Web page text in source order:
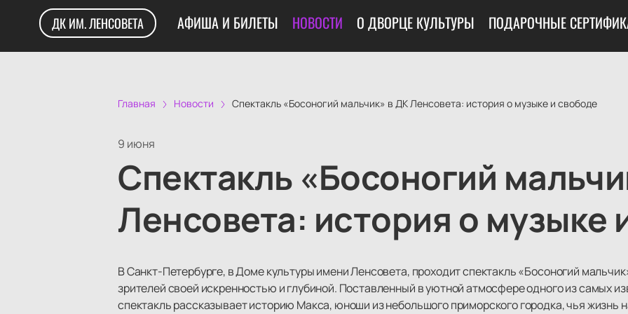
ДК ИМ. ЛЕНСОВЕТА АФИША И БИЛЕТЫ НОВОСТИ О ДВОРЦЕ КУЛЬТУРЫ ПОДАРОЧНЫЕ
Главная Новости Спектакль «Босоногий мальчик» в ДК Ленсовета: история о музыке и свободе
9 июня
Спектакль «Босоногий
Ленсовета: история о музыке
В Санкт-Петербурге, в Доме культуры имени Ленсовета, проходит спектакль «Босоногий
зрителей своей искренностью и глубиной. Поставленный в уютной атмосфере одного из самых
спектакль рассказывает историю Макса, юноши из небольшого приморского городка, чья жизнь